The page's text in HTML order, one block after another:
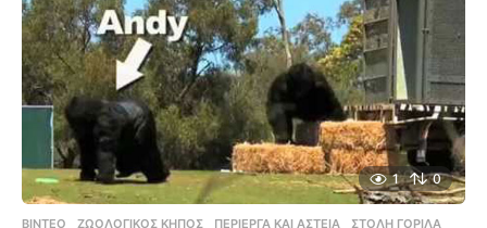
1 0
ΒΊΝΤΕΟ ΖΩΟΛΟΓΙΚΌΣ ΚΉΠΟΣ ,ΠΕΡΊΕΡΓΑ ΚΑΙ ΑΣΤΕΊΑ ,ΣΤΟΛΉ ΓΟΡΊΛΑ